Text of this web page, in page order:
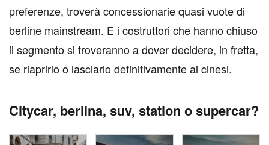
preferenze, troverà concessionarie quasi vuote di
berline mainstream. E i costruttori che hanno chiuso
il segmento si troveranno a dover decidere, in fretta,
se riaprirlo o lasciarlo definitivamente ai cinesi.
Citycar, berlina, suv, station o supercar?